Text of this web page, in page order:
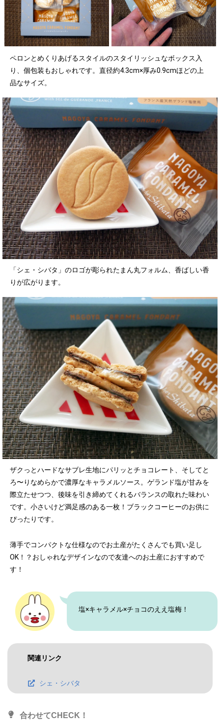
ペロンとめくりあげるスタイルのスタイリッシュなボックス入
り、個包装もおしゃれです。直径約4.3cm×厚み0.9cmほどの上
品なサイズ。
「シェ・シバタ」のロゴが彫られたまん丸フォルム、香ばしい香
りが広がります。
ザクっとハードなサブレ生地にパリッとチョコレート、そしてと
ろ〜りなめらかで濃厚なキャラメルソース。ゲランド塩が甘みを
際立たせつつ、後味を引き締めてくれるバランスの取れた味わい
です。小さいけど満足感のある一枚！ブラックコーヒーのお供に
ぴったりです。
薄手でコンパクトな仕様なのでお土産がたくさんでも買い足し
OK！？おしゃれなデザインなので友達へのお土産におすすめで
す！
塩×キャラメル×チョコのええ塩梅！
関連リンク
シェ・シバタ
合わせてCHECK！